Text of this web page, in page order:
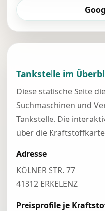
Tankstelle im
Diese statische Seite
Suchmaschinen und
Tankstelle. Die
über die
Adresse
KÖLNER STR. 77
41812 ERKELENZ
Preisprofile je